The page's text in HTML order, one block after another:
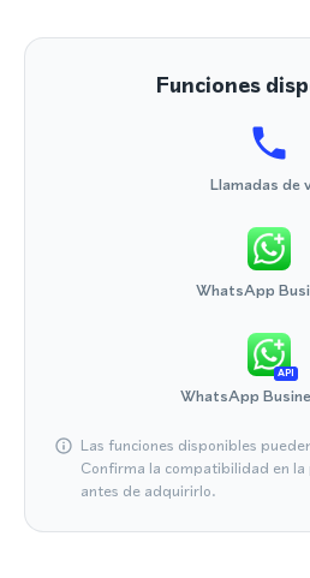
Funciones
Llamadas de
WhatsApp
API
WhatsApp
Las funciones disponibles
Confirma la compatibilidad en
antes de adquirirlo.